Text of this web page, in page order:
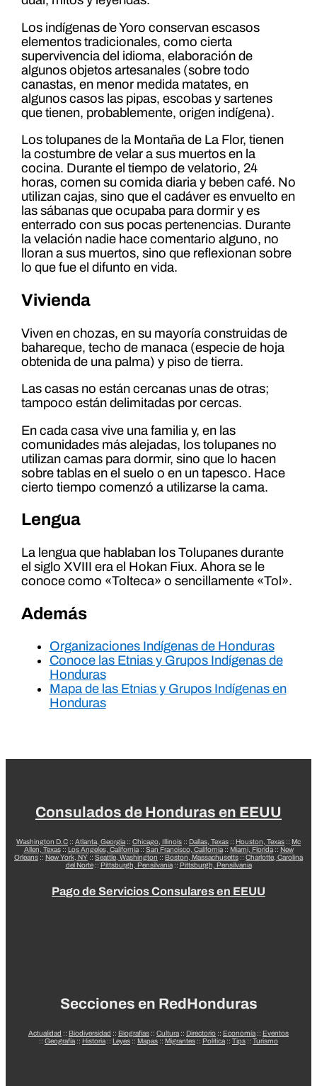
Los indígenas de Yoro conservan escasos
elementos tradicionales, como cierta
supervivencia del idioma, elaboración de
algunos objetos artesanales (sobre todo
canastas, en menor medida matates, en
algunos casos las pipas, escobas y sartenes
que tienen, probablemente, origen indígena).
Los tolupanes de la Montaña de La Flor, tienen
la costumbre de velar a sus muertos en la
cocina. Durante el tiempo de velatorio, 24
horas, comen su comida diaria y beben café. No
utilizan cajas, sino que el cadáver es envuelto en
las sábanas que ocupaba para dormir y es
enterrado con sus pocas pertenencias. Durante
la velación nadie hace comentario alguno, no
lloran a sus muertos, sino que reflexionan sobre
lo que fue el difunto en vida.
Vivienda
Viven en chozas, en su mayoría construidas de
bahareque, techo de manaca (especie de hoja
obtenida de una palma) y piso de tierra.
Las casas no están cercanas unas de otras;
tampoco están delimitadas por cercas.
En cada casa vive una familia y, en las
comunidades más alejadas, los tolupanes no
utilizan camas para dormir, sino que lo hacen
sobre tablas en el suelo o en un tapesco. Hace
cierto tiempo comenzó a utilizarse la cama.
Lengua
La lengua que hablaban los Tolupanes durante
el siglo XVIII era el Hokan Fiux. Ahora se le
conoce como «Tolteca» o sencillamente «Tol».
Además
Organizaciones Indígenas de Honduras
Conoce las Etnias y Grupos Indígenas de
Honduras
Mapa de las Etnias y Grupos Indígenas en
Honduras
Consulados de Honduras en EEUU
Washington D.C :: Atlanta, Georgia :: Chicago, Illinois :: Dallas, Texas :: Houston, Texas :: Mc
Allen, Texas:: Los Angeles, California:: San Francisco, California:: Miami, Florida:: New
Orleans :: New York, NY :: Seattle, Washington :: Boston, Massachusetts :: Charlotte, Carolina
del Norte:: Pittsburgh, Pensilvania:: Pittsburgh, Pensilvania
Pago de Servicios Consulares en EEUU
Secciones en RedHonduras
Actualidad :: Biodiversidad :: Biografías :: Cultura :: Directorio :: Economía :: Eventos
:: Geografía :: Historia :: Leyes :: Mapas :: Migrantes :: Política :: Tips :: Turismo